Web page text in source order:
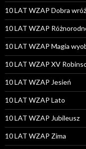
10 LAT WZAP Dobra
10 LAT WZAP
10 LAT WZAP Magia
10 LAT WZAP XV
10 LAT WZAP Jesień
10 LAT WZAP Lato
10 LAT WZAP Jubileusz
10 LAT WZAP Zima